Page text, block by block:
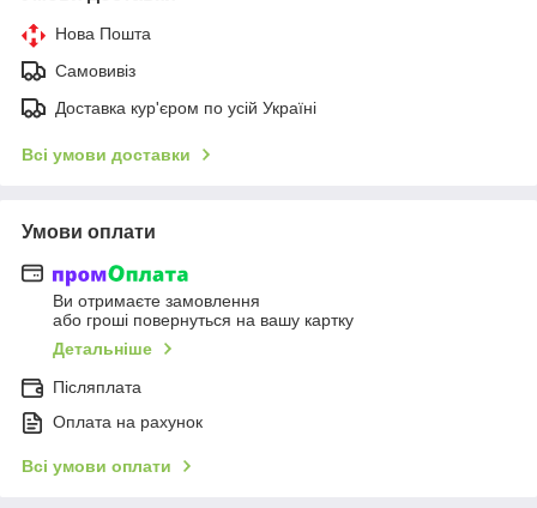
Нова Пошта
Самовивіз
Доставка кур'єром по усій Україні
Всі умови доставки
Умови оплати
Ви отримаєте замовлення
або гроші повернуться на вашу картку
Детальніше
Післяплата
Оплата на рахунок
Всі умови оплати